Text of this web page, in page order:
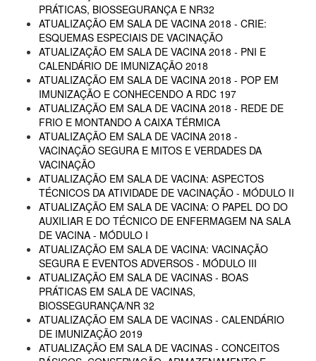
PRÁTICAS, BIOSSEGURANÇA E NR32
ATUALIZAÇÃO EM SALA DE VACINA 2018 - CRIE:
ESQUEMAS ESPECIAIS DE VACINAÇÃO
ATUALIZAÇÃO EM SALA DE VACINA 2018 - PNI E
CALENDÁRIO DE IMUNIZAÇÃO 2018
ATUALIZAÇÃO EM SALA DE VACINA 2018 - POP EM
IMUNIZAÇÃO E CONHECENDO A RDC 197
ATUALIZAÇÃO EM SALA DE VACINA 2018 - REDE DE
FRIO E MONTANDO A CAIXA TÉRMICA
ATUALIZAÇÃO EM SALA DE VACINA 2018 -
VACINAÇÃO SEGURA E MITOS E VERDADES DA
VACINAÇÃO
ATUALIZAÇÃO EM SALA DE VACINA: ASPECTOS
TÉCNICOS DA ATIVIDADE DE VACINAÇÃO - MÓDULO II
ATUALIZAÇÃO EM SALA DE VACINA: O PAPEL DO DO
AUXILIAR E DO TÉCNICO DE ENFERMAGEM NA SALA
DE VACINA - MÓDULO I
ATUALIZAÇÃO EM SALA DE VACINA: VACINAÇÃO
SEGURA E EVENTOS ADVERSOS - MÓDULO III
ATUALIZAÇÃO EM SALA DE VACINAS - BOAS
PRÁTICAS EM SALA DE VACINAS,
BIOSSEGURANÇA/NR 32
ATUALIZAÇÃO EM SALA DE VACINAS - CALENDÁRIO
DE IMUNIZAÇÃO 2019
ATUALIZAÇÃO EM SALA DE VACINAS - CONCEITOS